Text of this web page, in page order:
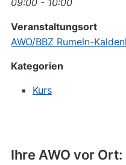
Ihre AWO vor Ort:
Veranstaltungsort
AWO/BBZ Rumeln-
Kategorien
Kurs